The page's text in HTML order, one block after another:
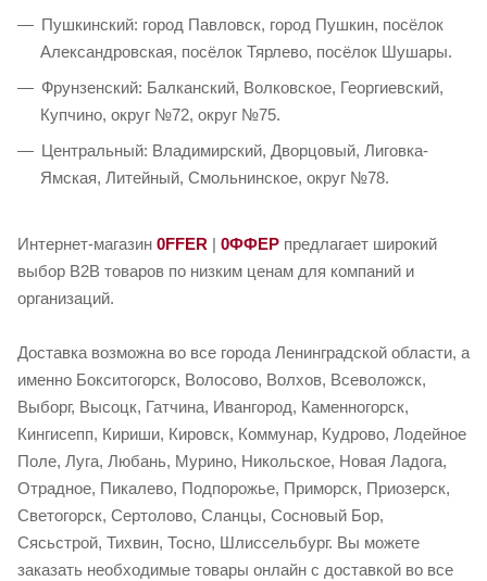
Пушкинский: город Павловск, город Пушкин, посёлок
Александровская, посёлок Тярлево, посёлок Шушары.
Фрунзенский: Балканский, Волковское, Георгиевский,
Купчино, округ №72, округ №75.
Центральный: Владимирский, Дворцовый, Лиговка-
Ямская, Литейный, Смольнинское, округ №78.
Интернет-магазин 0FFER | 0ФФЕР предлагает широкий
выбор B2B товаров по низким ценам для компаний и
организаций.
Доставка возможна во все города Ленинградской области, а
именно Бокситогорск, Волосово, Волхов, Всеволожск,
Выборг, Высоцк, Гатчина, Ивангород, Каменногорск,
Кингисепп, Кириши, Кировск, Коммунар, Кудрово, Лодейное
Поле, Луга, Любань, Мурино, Никольское, Новая Ладога,
Отрадное, Пикалево, Подпорожье, Приморск, Приозерск,
Светогорск, Сертолово, Сланцы, Сосновый Бор,
Сясьстрой, Тихвин, Тосно, Шлиссельбург. Вы можете
заказать необходимые товары онлайн с доставкой во все